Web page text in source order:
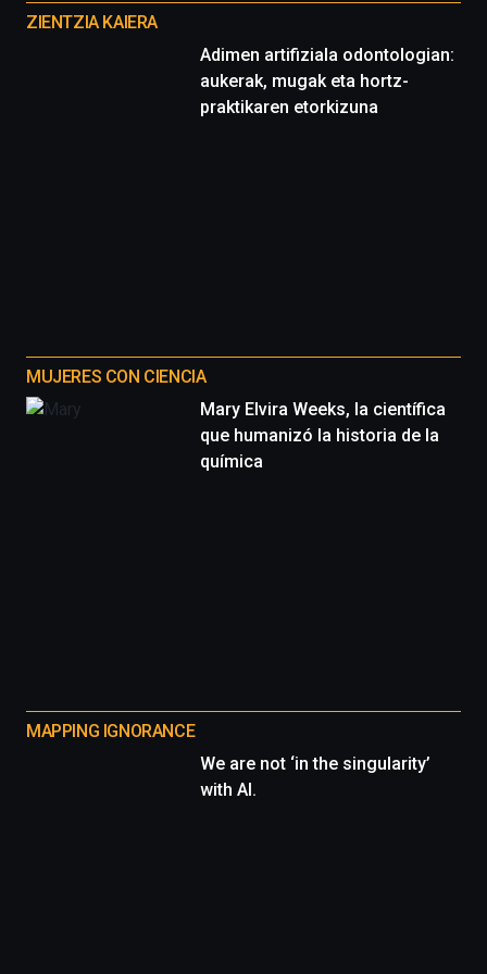
proyectos
ZIENTZIA KAIERA
Adimen artifiziala odontologian:
aukerak, mugak eta hortz-
praktikaren etorkizuna
MUJERES CON CIENCIA
Mary Elvira Weeks, la científica
que humanizó la historia de la
química
MAPPING IGNORANCE
We are not ‘in the singularity’
with AI.